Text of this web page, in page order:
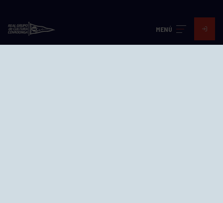
MENÚ
Avd. Jesús Revuelta, 2 33204
Gijón - Asturias